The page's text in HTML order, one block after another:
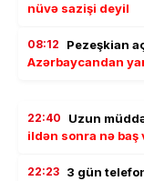
nüvə sazişi deyil
08:12 Pezeşkian
Azərbaycandan
22:40 Uzun
ildən sonra nə baş
22:23 3 gün